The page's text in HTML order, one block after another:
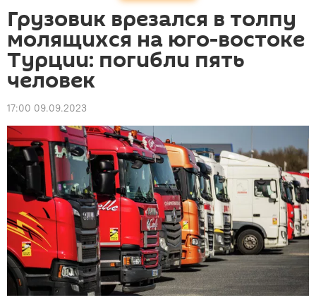
Грузовик врезался в толпу
молящихся на юго-востоке
Турции: погибли пять
человек
17:00 09.09.2023